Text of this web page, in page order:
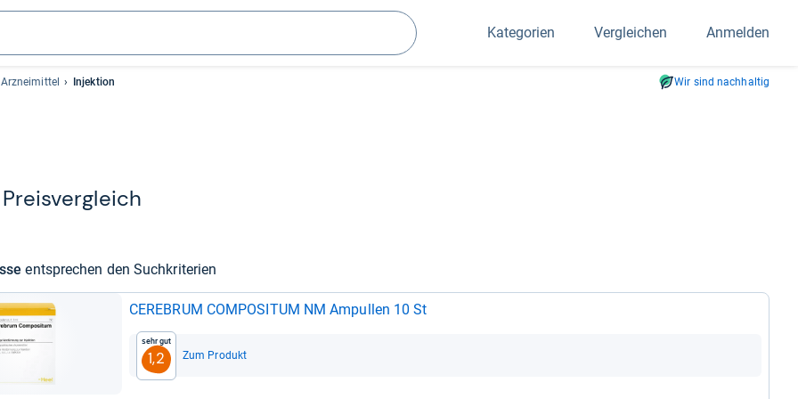
Suchen
Kategorien Vergleichen Anmelden
Injektion Wir sind nachhaltig
ent­spre­chen den Such­kri­te­rien
CERE­BRUM COM­PO­SI­TUM NM Ampul­len 10 St
Sehr gut
1,2 Zum Produkt